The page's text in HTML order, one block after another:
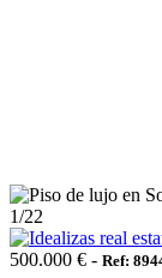
1/22
500.000 € - Ref: